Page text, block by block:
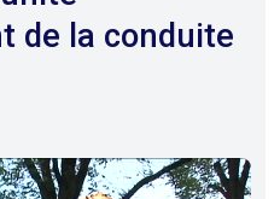
de la conduite